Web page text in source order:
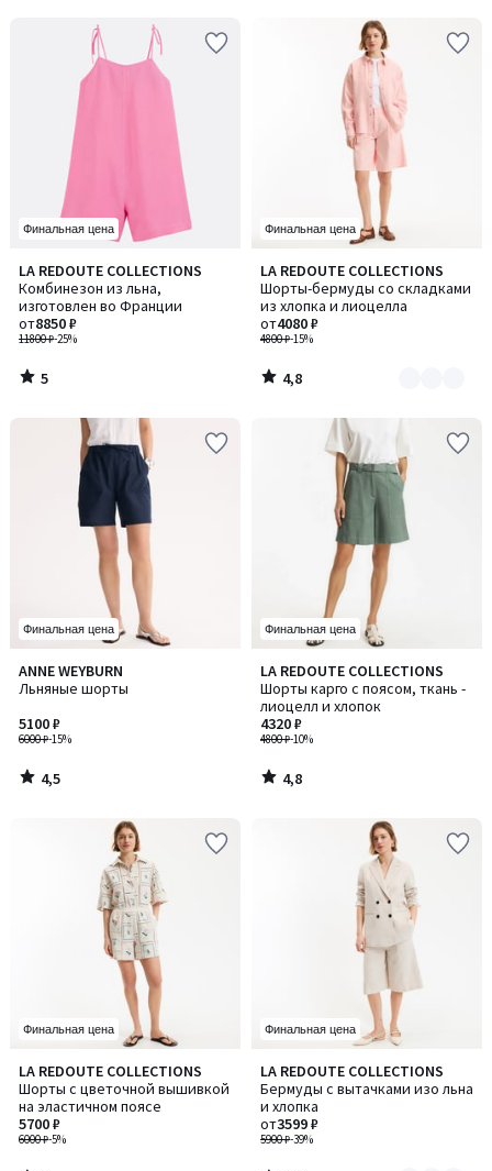
Финальная цена
LA REDOUTE COLLECTIONS
Комбинезон из льна,
изготовлен во Франции
11800 ₽-25%
от8850 ₽
5
/
5
5
/
Финальная цена
LA REDOUTE COLLECTIONS
Шорты-бермуды со складками
из хлопка и лиоцелла
4800 ₽-15%
от4080 ₽
4,8
/ 5
Количество
цветов:
2
4,8
/
Финальная цена
ANNE WEYBURN
Льняные шорты
6000 ₽-15%
5100 ₽
4,5
/ 5
4,5
/
Финальная цена
LA REDOUTE COLLECTIONS
Шорты карго с поясом, ткань -
лиоцелл и хлопок
4800 ₽-10%
4320 ₽
4,8
/ 5
4,8
/
Финальная цена
LA REDOUTE COLLECTIONS
Шорты с цветочной вышивкой
на эластичном поясе
6000 ₽-5%
5700 ₽
5
/
5
Финальная цена
LA REDOUTE COLLECTIONS
Бермуды с вытачками изо льна
и хлопка
5900 ₽-39%
от3599 ₽
4,9
/ 5
Количество
цветов:
2